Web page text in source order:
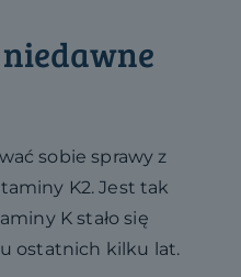
sobie sprawy z
K2. Jest tak
K stało się
ostatnich kilku lat.